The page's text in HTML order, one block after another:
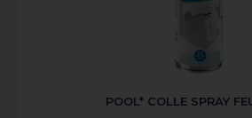
POOL* COLLE SPRAY